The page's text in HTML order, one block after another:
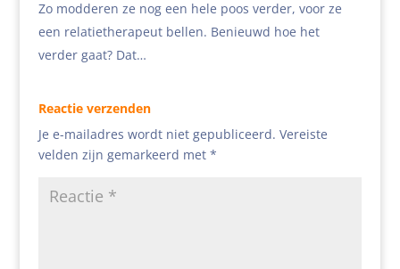
Zo modderen ze nog een hele poos verder, voor ze
een relatietherapeut bellen. Benieuwd hoe het
verder gaat? Dat…
Reactie verzenden
Je e-mailadres wordt niet gepubliceerd. Vereiste
velden zijn gemarkeerd met *